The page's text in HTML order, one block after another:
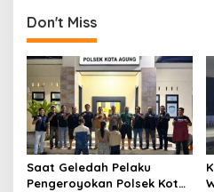
a
v
i
g
a
t
i
Don't Miss
Saat Geledah Pelaku
Pengeroyokan Polsek Kota